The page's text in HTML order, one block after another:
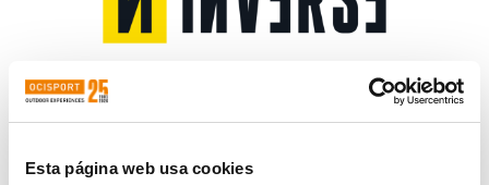
Esta página web usa cookies